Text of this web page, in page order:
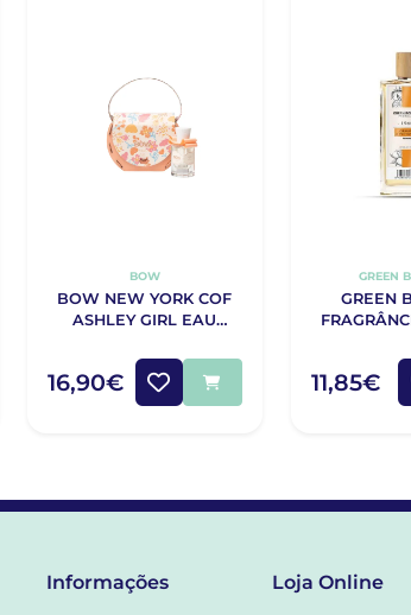
BOW
BOW NEW YORK COF
ASHLEY GIRL EAU
16,90€
GREEN
GREEN
11,85€
Informações Loja Online